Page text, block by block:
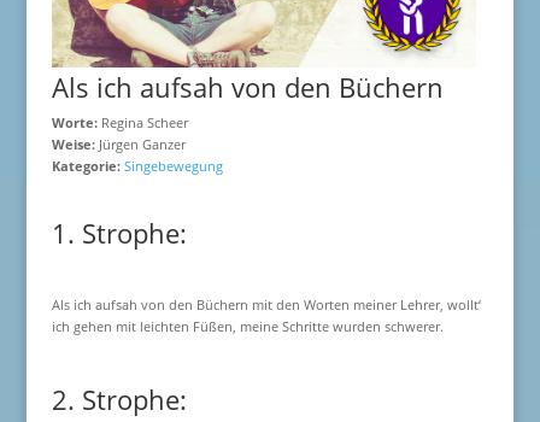
Als ich aufsah von den Büchern
Worte:Regina Scheer
Weise:Jürgen Ganzer
Kategorie: Singebewegung
1. Strophe:
Als ich aufsah von den Büchern mit den Worten meiner Lehrer, wollt‘
ich gehen mit leichten Füßen, meine Schritte wurden schwerer.
2. Strophe: